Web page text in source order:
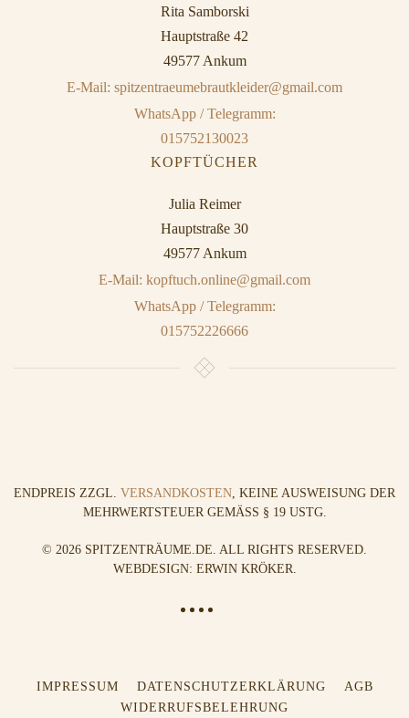
Rita Samborski
Hauptstraße 42
49577 Ankum
E-Mail: spitzentraeumebrautkleider@gmail.com
WhatsApp / Telegramm:
015752130023
KOPFTÜCHER
Julia Reimer
Hauptstraße 30
49577 Ankum
E-Mail: kopftuch.online@gmail.com
WhatsApp / Telegramm:
015752226666
ENDPREIS ZZGL. VERSANDKOSTEN, KEINE AUSWEISUNG DER
MEHRWERTSTEUER GEMÄSS § 19 USTG.
© 2026 SPITZENTRÄUME.DE. ALL RIGHTS RESERVED.
WEBDESIGN: ERWIN KRÖKER.
IMPRESSUM DATENSCHUTZERKLÄRUNG
AGB
WIDERRUFSBELEHRUNG